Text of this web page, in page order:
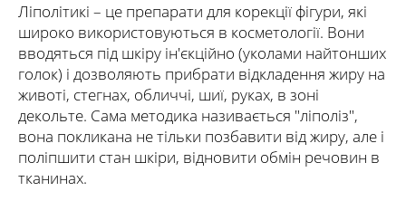
Ліполітикі – це препарати для корекції фігури, які
широко використовуються в косметології. Вони
вводяться під шкіру ін'єкційно (уколами найтонших
голок) і дозволяють прибрати відкладення жиру на
животі, стегнах, обличчі, шиї, руках, в зоні
декольте. Сама методика називається "ліполіз",
вона покликана не тільки позбавити від жиру, але і
поліпшити стан шкіри, відновити обмін речовин в
тканинах.